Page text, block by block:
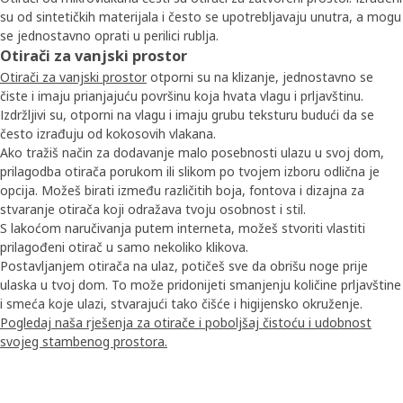
su od sintetičkih materijala i često se upotrebljavaju unutra, a mogu
se jednostavno oprati u perilici rublja.
Otirači za vanjski prostor
Otirači za vanjski prostor otporni su na klizanje, jednostavno se
čiste i imaju prianjajuću površinu koja hvata vlagu i prljavštinu.
Izdržljivi su, otporni na vlagu i imaju grubu teksturu budući da se
često izrađuju od kokosovih vlakana.
Ako tražiš način za dodavanje malo posebnosti ulazu u svoj dom,
prilagodba otirača porukom ili slikom po tvojem izboru odlična je
opcija. Možeš birati između različitih boja, fontova i dizajna za
stvaranje otirača koji odražava tvoju osobnost i stil.
S lakoćom naručivanja putem interneta, možeš stvoriti vlastiti
prilagođeni otirač u samo nekoliko klikova.
Postavljanjem otirača na ulaz, potičeš sve da obrišu noge prije
ulaska u tvoj dom. To može pridonijeti smanjenju količine prljavštine
i smeća koje ulazi, stvarajući tako čišće i higijensko okruženje.
Pogledaj naša rješenja za otirače i poboljšaj čistoću i udobnost
svojeg stambenog prostora.